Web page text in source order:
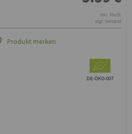
inkl. MwSt.
zzgl. Versand
Produkt merken
DE-ÖKO-007